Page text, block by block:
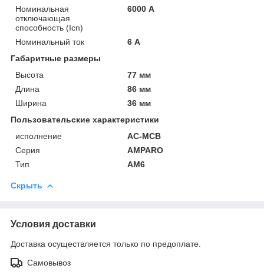
Номинальная
отключающая
способность (Icn)
6000 А
Номинальный ток
6 А
Габаритные размеры
Высота
77 мм
Длина
86 мм
Ширина
36 мм
Пользовательские характеристики
исполнение
AC-MCB
Серия
AMPARO
Тип
AM6
Скрыть
Условия доставки
Доставка осуществляется только по предоплате.
Самовывоз